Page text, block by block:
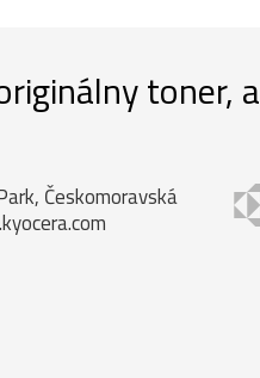
toner,
Českomoravská